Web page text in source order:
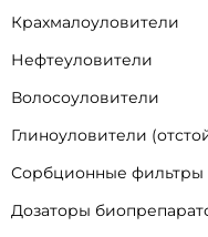
Крахмалоуловители
Нефтеуловители
Волосоуловители
Глиноуловители
Сорбционные фильтры
Дозаторы